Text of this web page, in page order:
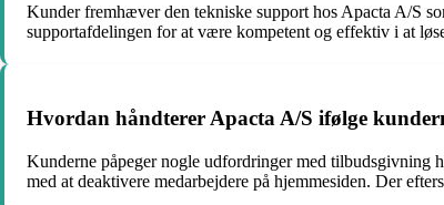
Kunder fremhæver den tekniske support hos Apacta A/S
supportafdelingen for at være kompetent og effektiv i at
Hvordan håndterer Apacta A/S ifølge
Kunderne påpeger nogle udfordringer med tilbudsgivning
med at deaktivere medarbejdere på hjemmesiden. Der